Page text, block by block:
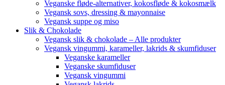
Veganske fløde-alternativer, kokosfløde & kokosmælk
Vegansk sovs, dressing & mayonnaise
Vegansk suppe og miso
Slik & Chokolade
Vegansk slik & chokolade – Alle produkter
Vegansk vingummi, karameller, lakrids & skumfiduser
Veganske karameller
Veganske skumfiduser
Vegansk vingummi